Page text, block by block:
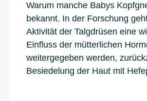
Warum manche Babys
bekannt. In der Forschung
Aktivität der Talgdrüsen eine
Einfluss der mütterlichen
weitergegeben werden,
Besiedelung der Haut mit